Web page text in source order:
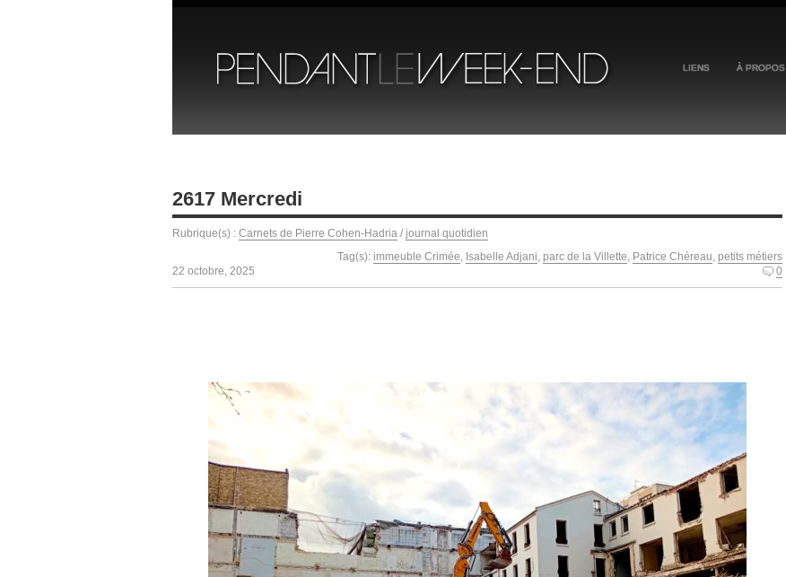
LIENS À PROPOS
2617 Mercredi
Rubrique(s) : Carnets de Pierre Cohen-Hadria / journal quotidien
Tag(s): immeuble Crimée, Isabelle Adjani, parc de la Villette, Patrice Chéreau, petits métiers
22 octobre, 2025
0